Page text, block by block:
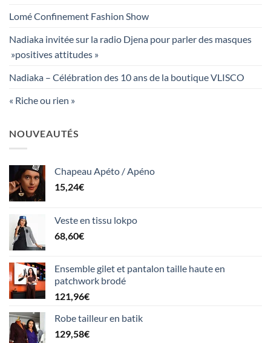
Lomé Confinement Fashion Show
Nadiaka invitée sur la radio Djena pour parler des masques
»positives attitudes »
Nadiaka – Célébration des 10 ans de la boutique VLISCO
« Riche ou rien »
NOUVEAUTÉS
Chapeau Apéto / Apéno
15,24€
Veste en tissu lokpo
68,60€
Ensemble gilet et pantalon taille haute en
patchwork brodé
121,96€
Robe tailleur en batik
129,58€